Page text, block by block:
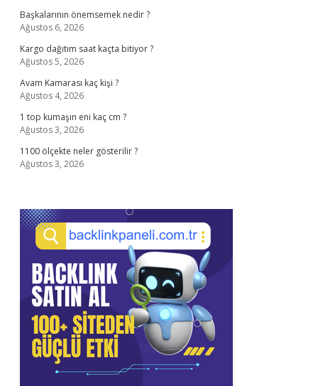
Başkalarının önemsemek nedir ?
Ağustos 6, 2026
Kargo dağıtım saat kaçta bitiyor ?
Ağustos 5, 2026
Avam Kamarası kaç kişi ?
Ağustos 4, 2026
1 top kumaşın eni kaç cm ?
Ağustos 3, 2026
1100 ölçekte neler gösterilir ?
Ağustos 3, 2026